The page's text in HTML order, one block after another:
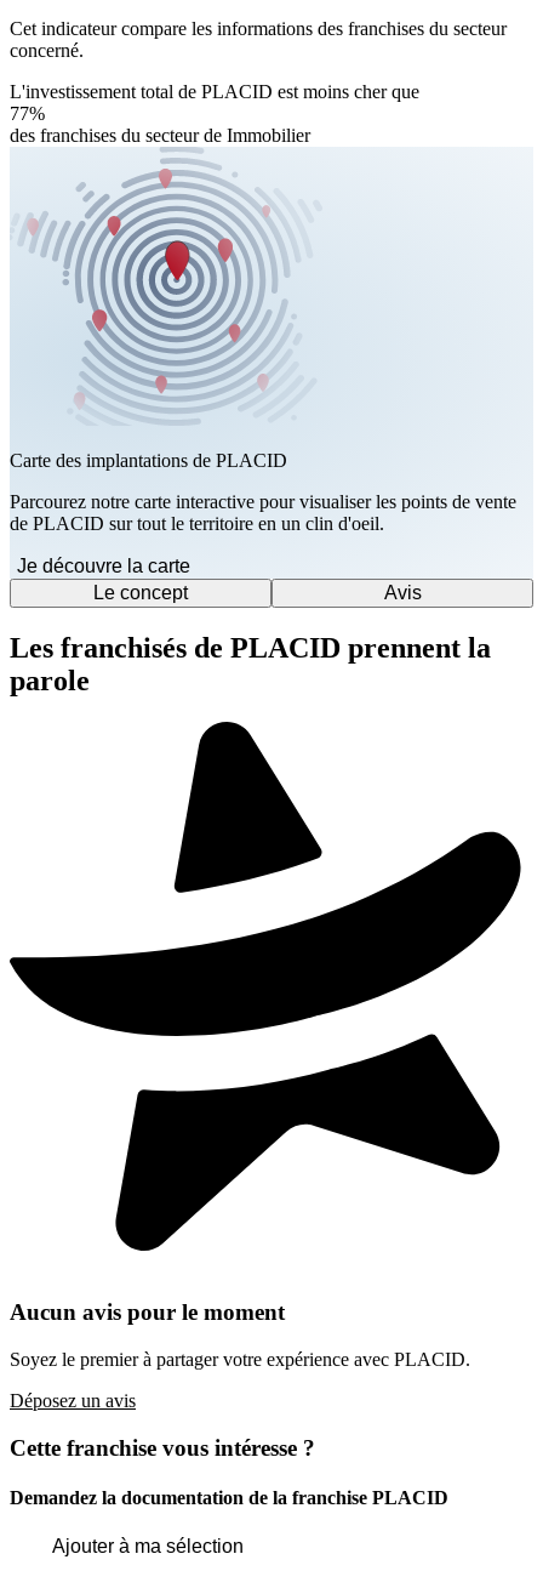
Cet indicateur compare les informations des franchises du secteur
concerné.
L'investissement total de PLACID est moins cher que
77%
des franchises du secteur de Immobilier
Carte des implantations de PLACID
Parcourez notre carte interactive pour visualiser les points de vente
de PLACID sur tout le territoire en un clin d'oeil.
Je découvre la carte
Le concept
Avis
Les franchisés de PLACID prennent la
parole
Aucun avis pour le moment
Soyez le premier à partager votre expérience avec PLACID.
Déposez un avis
Cette franchise vous intéresse ?
Demandez la documentation de la franchise PLACID
Ajouter à ma sélection